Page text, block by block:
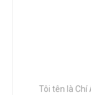
Tôi tên là Chí